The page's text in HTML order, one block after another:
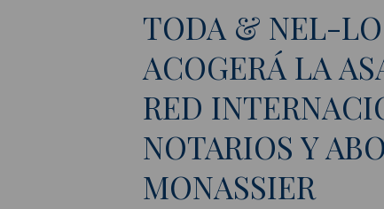
TODA & NEL-LO
ACOGERÁ LA
RED
NOTARIOS Y
MONASSIER